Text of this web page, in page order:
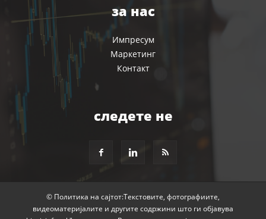
за нас
Импресум
Маркетинг
Контакт
следете не
© Политика на сајтот:Текстовите, фотографиите,
видеоматеријалите и другите содржини што ги објавува